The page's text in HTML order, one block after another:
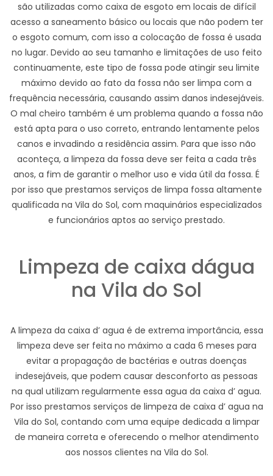
são utilizadas como caixa de esgoto em locais de difícil
acesso a saneamento básico ou locais que não podem ter
o esgoto comum, com isso a colocação de fossa é usada
no lugar. Devido ao seu tamanho e limitações de uso feito
continuamente, este tipo de fossa pode atingir seu limite
máximo devido ao fato da fossa não ser limpa com a
frequência necessária, causando assim danos indesejáveis.
O mal cheiro também é um problema quando a fossa não
está apta para o uso correto, entrando lentamente pelos
canos e invadindo a residência assim. Para que isso não
aconteça, a limpeza da fossa deve ser feita a cada três
anos, a fim de garantir o melhor uso e vida útil da fossa. É
por isso que prestamos serviços de limpa fossa altamente
qualificada na Vila do Sol, com maquinários especializados
e funcionários aptos ao serviço prestado.
Limpeza de caixa dágua
na Vila do Sol
A limpeza da caixa d’ agua é de extrema importância, essa
limpeza deve ser feita no máximo a cada 6 meses para
evitar a propagação de bactérias e outras doenças
indesejáveis, que podem causar desconforto as pessoas
na qual utilizam regularmente essa agua da caixa d’ agua.
Por isso prestamos serviços de limpeza de caixa d’ agua na
Vila do Sol, contando com uma equipe dedicada a limpar
de maneira correta e oferecendo o melhor atendimento
aos nossos clientes na Vila do Sol.